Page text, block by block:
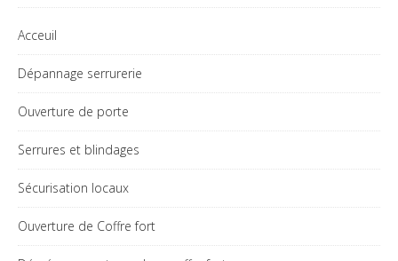
Acceuil
Dépannage serrurerie
Ouverture de porte
Serrures et blindages
Sécurisation locaux
Ouverture de Coffre fort